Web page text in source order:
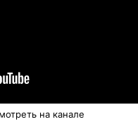
на канале